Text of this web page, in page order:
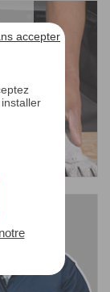
accepter